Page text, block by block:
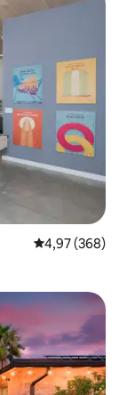
4,97 (368)